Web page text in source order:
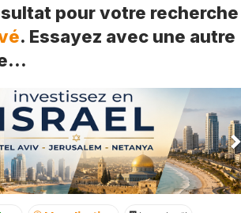
pour votre recherche
. Essayez avec une autre